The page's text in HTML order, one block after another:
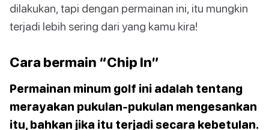
dilakukan, tapi dengan permainan ini, itu mungkin
terjadi lebih sering dari yang kamu kira!
Cara bermain “Chip In”
Permainan minum golf ini adalah tentang
merayakan pukulan-pukulan mengesankan
itu, bahkan jika itu terjadi secara kebetulan.